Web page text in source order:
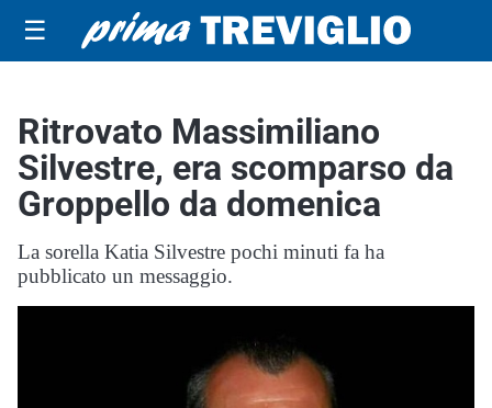
☰
Ritrovato Massimiliano
Silvestre, era scomparso da
Groppello da domenica
La sorella Katia Silvestre pochi minuti fa ha
pubblicato un messaggio.